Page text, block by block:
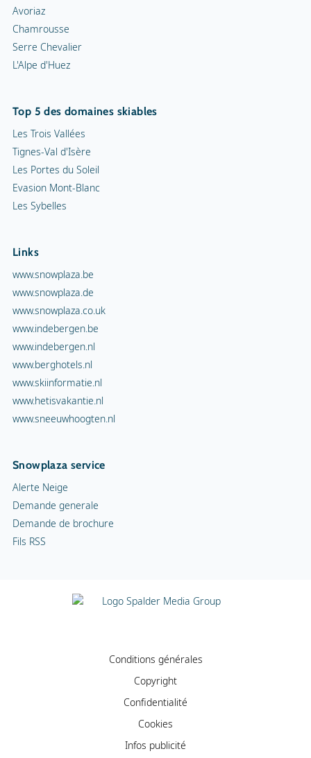
Avoriaz
Chamrousse
Serre Chevalier
L'Alpe d'Huez
Top 5 des domaines skiables
Les Trois Vallées
Tignes-Val d'Isère
Les Portes du Soleil
Evasion Mont-Blanc
Les Sybelles
Links
www.snowplaza.be
www.snowplaza.de
www.snowplaza.co.uk
www.indebergen.be
www.indebergen.nl
www.berghotels.nl
www.skiinformatie.nl
www.hetisvakantie.nl
www.sneeuwhoogten.nl
Snowplaza service
Alerte Neige
Demande generale
Demande de brochure
Fils RSS
Conditions générales
Copyright
Confidentialité
Cookies
Infos publicité